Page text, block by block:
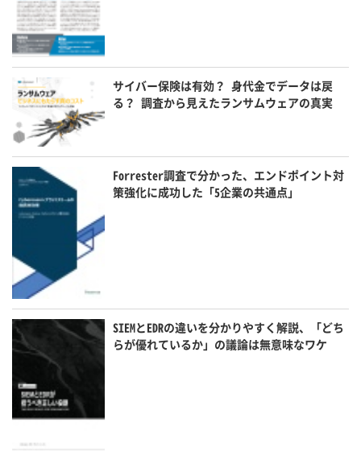
サイバー保険は有効？ 身代金でデータは戻
る？ 調査から見えたランサムウェアの真実
Forrester調査で分かった、エンドポイント対
策強化に成功した「5企業の共通点」
SIEMとEDRの違いを分かりやすく解説、「どち
らが優れているか」の議論は無意味なワケ